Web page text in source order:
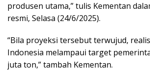
produsen utama,” tulis Kementan
resmi, Selasa (24/6/2025).
“Bila proyeksi tersebut terwujud,
Indonesia melampaui target
juta ton,” tambah Kementan.